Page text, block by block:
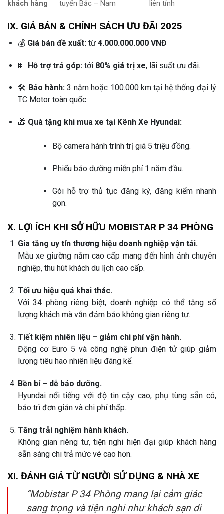
khách hàng
tuyến Bắc – Nam
liên tỉnh
IX. GIÁ BÁN & CHÍNH SÁCH ƯU ĐÃI 2025
💰 Giá bán đề xuất:từ 4.000.000.000 VNĐ
💵 Hỗ trợ trả góp:tới 80% giá trị xe, lãi suất ưu đãi.
🛠️ Bảo hành: 3 năm hoặc 100.000 km tại hệ thống đại lý
TC Motor toàn quốc.
🎁 Quà tặng khi mua xe tại Kênh Xe Hyundai:
Bộ camera hành trình trị giá 5 triệu đồng.
Phiếu bảo dưỡng miễn phí 1 năm đầu.
Gói hỗ trợ thủ tục đăng ký, đăng kiểm nhanh
gọn.
X. LỢI ÍCH KHI SỞ HỮU MOBISTAR P 34 PHÒNG
Gia tăng uy tín thương hiệu doanh nghiệp vận tải.
Mẫu xe giường nằm cao cấp mang đến hình ảnh chuyên
nghiệp, thu hút khách du lịch cao cấp.
Tối ưu hiệu quả khai thác.
Với 34 phòng riêng biệt, doanh nghiệp có thể tăng số
lượng khách mà vẫn đảm bảo không gian riêng tư.
Tiết kiệm nhiên liệu – giảm chi phí vận hành.
Động cơ Euro 5 và công nghệ phun điện tử giúp giảm
lượng tiêu hao nhiên liệu đáng kể.
Bền bỉ – dễ bảo dưỡng.
Hyundai nổi tiếng với độ tin cậy cao, phụ tùng sẵn có,
bảo trì đơn giản và chi phí thấp.
Tăng trải nghiệm hành khách.
Không gian riêng tư, tiện nghi hiện đại giúp khách hàng
sẵn sàng chi trả mức vé cao hơn.
XI. ĐÁNH GIÁ TỪ NGƯỜI SỬ DỤNG & NHÀ XE
“Mobistar P 34 Phòng mang lại cảm giác
sang trọng và tiện nghi như khách sạn di